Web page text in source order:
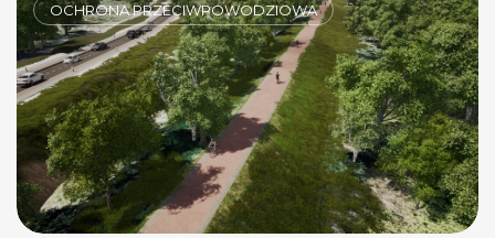
OCHRONA